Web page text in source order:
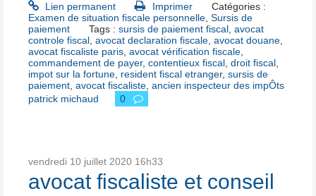
Lien permanent Imprimer
Catégories :
Examen de situation fiscale personnelle, Sursis de
paiement
Tags :sursis de paiement fiscal,avocat
controle fiscal, avocat declaration fiscale, avocat douane,
avocat fiscaliste paris, avocat vérification fiscale,
commandement de payer, contentieux fiscal, droit fiscal,
impot sur la fortune, resident fiscal etranger, sursis de
paiement, avocat fiscaliste, ancien inspecteur des impÔts
patrick michaud
0
vendredi 10 juillet 2020 16h33
avocat fiscaliste et conseil